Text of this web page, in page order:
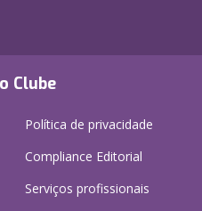
Clube
Política de privacidade
Compliance Editorial
Serviços profissionais